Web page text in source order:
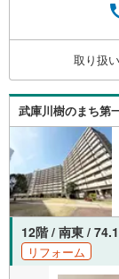
が、お
当店で
ション
産に掲
合せく
取り扱
武庫川樹のまち第
12階 / 南東 /
リフォーム